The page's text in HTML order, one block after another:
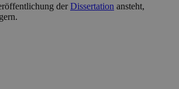
derDissertation ansteht,